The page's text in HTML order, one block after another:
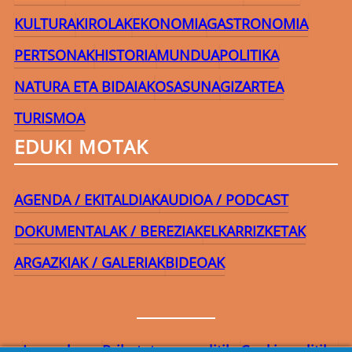
KULTURAKIROLAKEKONOMIAGASTRONOMIA
PERTSONAKHISTORIAMUNDUAPOLITIKA
NATURA ETA BIDAIAKOSASUNAGIZARTEA
TURISMOA
EDUKI MOTAK
AGENDA / EKITALDIAKAUDIOA / PODCAST
DOKUMENTALAK / BEREZIAKELKARRIZKETAK
ARGAZKIAK / GALERIAKBIDEOAK